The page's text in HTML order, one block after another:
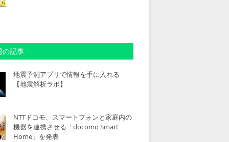
の記事
地震予測アプリで情報を手に入れる
【地震解析ラボ】
NTTドコモ、スマートフォンと家庭内の
機器を連携させる「docomo Smart
Home」を発表